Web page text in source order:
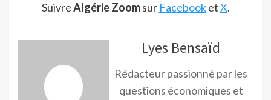
SuivreAlgérie Zoomsur FacebooketX.
Lyes Bensaïd
Rédacteur passionné par les
questions économiques et